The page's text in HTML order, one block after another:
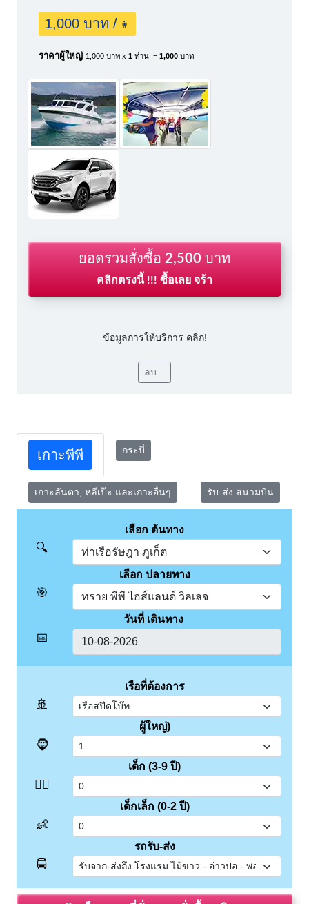
1,000 บาท / 👨
ราคาผู้ใหญ่ 1,000 บาท x 1 ท่าน = 1,000 บาท
ยอดรวมสั่งซื้อ 2,500 บาท
คลิกตรงนี้ !!! ซื้อเลย จร้า
ข้อมูลการให้บริการ คลิก!
ลบ...
เกาะพีพี กระบี่
เกาะลันตา, หลีเป๊ะ และเกาะอื่นๆ รับ-ส่ง สนามบิน
เลือก ต้นทาง
🔍
เลือก ปลายทาง
🎯
วันที่ เดินทาง
📅
เรือที่ต้องการ
🚢
ผู้ใหญ่)
🧔
เด็ก (3-9 ปี)
👱‍♂️
เด็กเล็ก (0-2 ปี)
👶
รถรับ-ส่ง
🚍